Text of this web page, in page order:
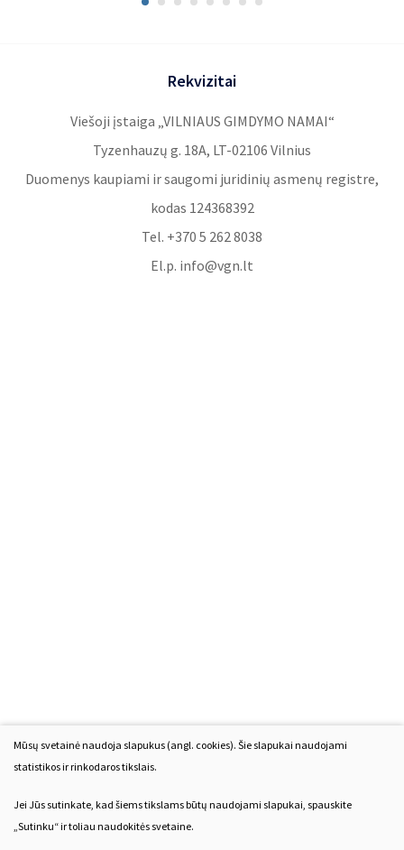
Rekvizitai
Viešoji įstaiga „VILNIAUS GIMDYMO NAMAI“
Tyzenhauzų g. 18A, LT-02106 Vilnius
Duomenys kaupiami ir saugomi juridinių asmenų registre,
kodas 124368392
Tel. +370 5 262 8038
El.p. info@vgn.lt
Mūsų svetainė naudoja slapukus (angl. cookies). Šie slapukai naudojami
statistikos ir rinkodaros tikslais.
Jei Jūs sutinkate, kad šiems tikslams būtų naudojami slapukai, spauskite
„Sutinku“ ir toliau naudokitės svetaine.